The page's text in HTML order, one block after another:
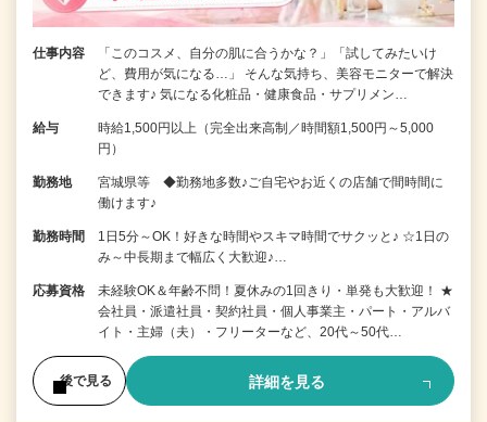
仕事内容
「このコスメ、自分の肌に合うかな？」「試してみたいけ
ど、費用が気になる…」 そんな気持ち、美容モニターで解決
できます♪ 気になる化粧品・健康食品・サプリメン…
給与
時給1,500円以上（完全出来高制／時間額1,500円～5,000
円）
勤務地
宮城県等 ◆勤務地多数♪ご自宅やお近くの店舗で間時間に
働けます♪
勤務時間
1日5分～OK！好きな時間やスキマ時間でサクッと♪ ☆1日の
み～中長期まで幅広く大歓迎♪…
応募資格
未経験OK＆年齢不問！夏休みの1回きり・単発も大歓迎！ ★
会社員・派遣社員・契約社員・個人事業主・パート・アルバ
イト・主婦（夫）・フリーターなど、20代～50代…
後で見る 詳細を見る